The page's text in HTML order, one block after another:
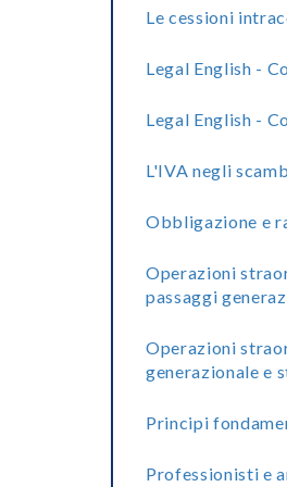
Le cessioni
Legal English -
Legal English -
L'IVA negli
Obbligazione e
Operazioni
passaggi
Operazioni
generazionale e
Principi
Professionisti e